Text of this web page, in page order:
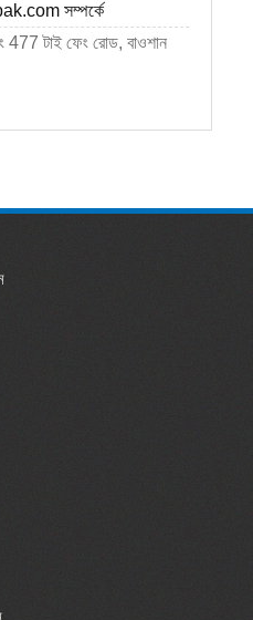
সম্পর্কে
477 টাই ফেং রোড, বাওশান